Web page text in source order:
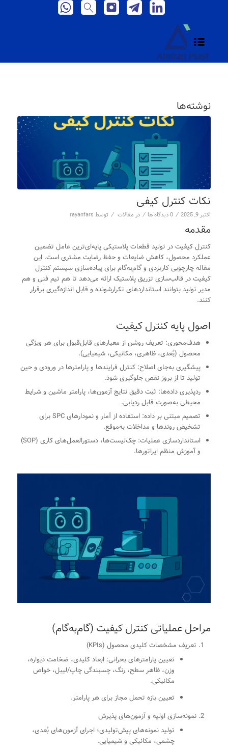
نوشته‌ها
نکات کنترل کیفی
اکتبر 9, 2025 / 0 دیدگاه ها / در مقالات / توسط rayanfars
مقدمه
کنترل کیفیت در تولید قطعات پلاستیکی پایه‌‌ای‌ترین عامل تضمین
عملکرد محصول، کاهش ضایعات و حفظ رضایت مشتری است. این
مقاله چارچوبی کاربردی و گام‌به‌گام برای پیاده‌سازی سیستم کنترل
کیفیت در قالب‌سازی تزریق پلاستیک ارائه می‌دهد تا هم تیم فنی و هم
مدیر تولید بتوانند استانداردهای تکرارشونده و قابل اندازه‌گیری برقرار
کنند.
اصول پایه کنترل کیفیت
هدف‌محوری: تعریف روشن از معیارهای قابل‌قبول برای هر ویژگی
محصول (بُعدی، ظاهری، مکانیکی، شیمیایی).
پیشگیری به‌جای اصلاح: کنترل فرایندها و پارامترها در ورودی و حین
تولید تا از بروز نقص جلوگیری شود.
ردپذیری داده‌ها: ثبت دقیق نتایج آزمون‌ها، پارامتر ماشین و شرایط
محیطی به‌صورت قابل ردیابی.
تصمیم مبتنی بر داده: استفاده از آمار و نمودارهای SPC برای
تشخیص روندها و مداخلات به‌موقع.
استانداردسازی عملیات: چک‌لیست‌ها، دستورالعمل‌های کاری (SOP)
و آموزش منظم اپراتورها.
مراحل عملیاتی کنترل کیفیت (گام‌به‌گام)
تعریف مشخصات کلیدی محصول (KPIs)
تعیین پارامترهای بحرانی: ابعاد کلیدی، ضخامت دیواره،
وزن، ظاهر سطح، رنگ، چسبندگی چاپ/لیبل، خواص
مکانیکی.
تعیین بازه تحمل مجاز برای هر پارامتر.
نمونه‌سازی اولیه و آزمون‌های پذیرش
تولید نمونه‌های پیش‌تولیدی؛ اجرای آزمون‌های بُعدی،
چشمی، مکانیکی و شیمیایی.